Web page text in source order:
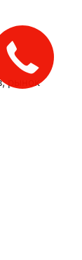
рынок